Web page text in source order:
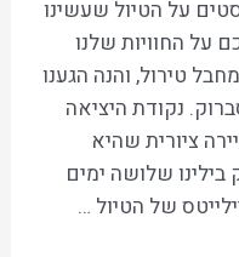
על הטיול שעשינו
על החוויות שלנו
טירול, והנה הגענו
נקודת היציאה
ציורית שהיא
שלושה ימים
של הטיול …